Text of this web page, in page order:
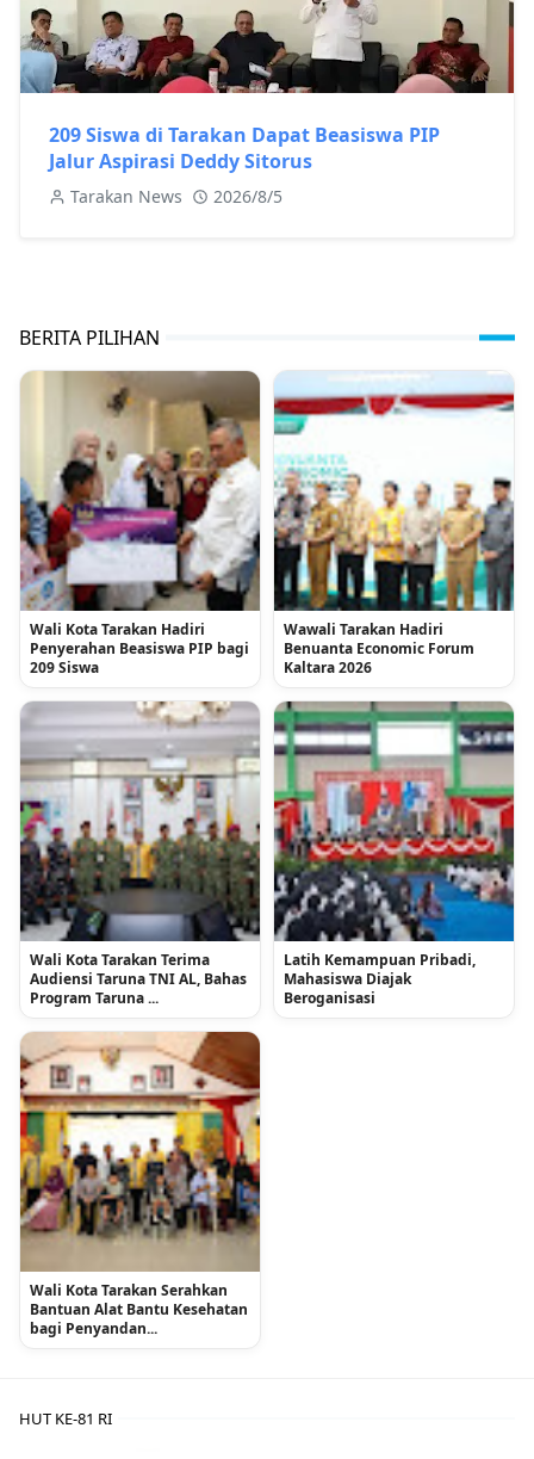
209 Siswa di Tarakan Dapat Beasiswa PIP
Jalur Aspirasi Deddy Sitorus
Tarakan News 2026/8/5
BERITA PILIHAN
Wali Kota Tarakan Hadiri
Penyerahan Beasiswa PIP bagi
209 Siswa
Wawali Tarakan Hadiri
Benuanta Economic Forum
Kaltara 2026
Wali Kota Tarakan Terima
Audiensi Taruna TNI AL, Bahas
Program Taruna ...
Latih Kemampuan Pribadi,
Mahasiswa Diajak
Beroganisasi
Wali Kota Tarakan Serahkan
Bantuan Alat Bantu Kesehatan
bagi Penyandan...
HUT KE-81 RI